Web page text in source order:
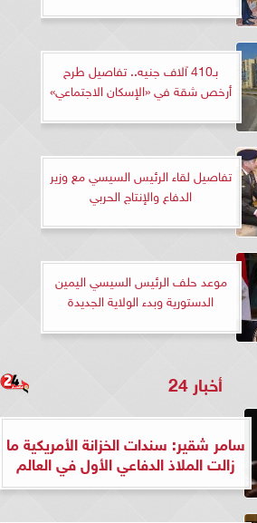
بـ410 آلاف جنيه.. تفاصيل طرح
أرخص شقة في «الإسكان الاجتماعي»
تفاصيل لقاء الرئيس السيسي مع وزير
الدفاع والإنتاج الحربي
موعد حلف الرئيس السيسي اليمين
الدستورية وبدء الولاية الجديدة
أخبار 24
سامر شقير: سندات الخزانة الأمريكية ما
زالت الملاذ الدفاعي الأول في العالم